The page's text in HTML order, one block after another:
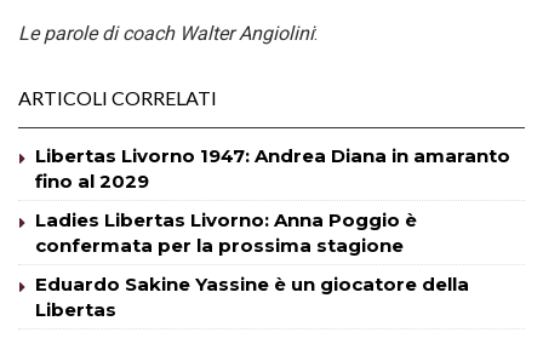
Le parole di coach Walter Angiolini:
ARTICOLI CORRELATI
Libertas Livorno 1947: Andrea Diana in amaranto
fino al 2029
Ladies Libertas Livorno: Anna Poggio è
confermata per la prossima stagione
Eduardo Sakine Yassine è un giocatore della
Libertas